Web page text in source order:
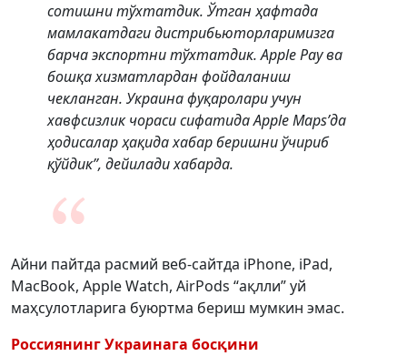
сотишни тўхтатдик. Ўтган ҳафтада
мамлакатдаги дистрибьюторларимизга
барча экспортни тўхтатдик. Apple Pay ва
бошқа хизматлардан фойдаланиш
чекланган. Украина фуқаролари учун
хавфсизлик чораси сифатида Apple Maps’да
ҳодисалар ҳақида хабар беришни ўчириб
қўйдик”, дейилади хабарда.
Айни пайтда расмий веб-сайтда iPhone, iPad,
MacBook, Apple Watch, AirPods “ақлли” уй
маҳсулотларига буюртма бериш мумкин эмас.
Россиянинг Украинага босқини